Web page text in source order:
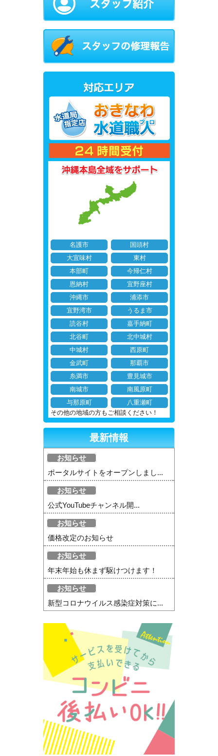
名護市
国頭村
大宜味村
東村
本部町
今帰仁村
恩納村
宜野座村
沖縄市
浦添市
宜野湾市
うるま市
読谷村
嘉手納町
北谷町
北中城村
中城村
西原町
金武町
那覇市
糸満市
豊見城市
南城市
南風原町
与那原町
八重瀬町
その他の地域の方もご相談ください！
最新情報
お知らせ
ポータルサイトをオープンしまし...
お知らせ
公式YouTubeチャンネル開...
お知らせ
価格改定のお知らせ
お知らせ
年末年始も休まず駆けつけます！
お知らせ
新型コロナウイルス感染症対策に...